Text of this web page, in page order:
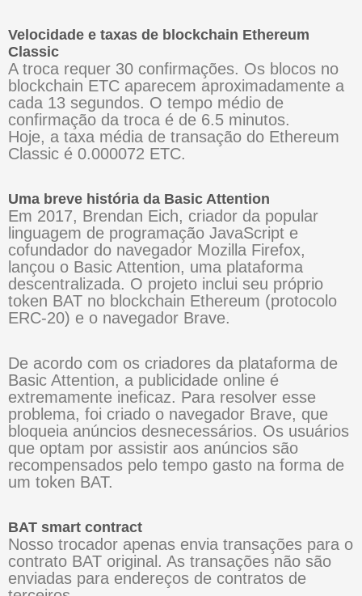
Velocidade e taxas de blockchain Ethereum
Classic
A troca requer 30 confirmações. Os blocos no
blockchain ETC aparecem aproximadamente a
cada 13 segundos. O tempo médio de
confirmação da troca é de 6.5 minutos.
Hoje, a taxa média de transação do Ethereum
Classic é 0.000072 ETC.
Uma breve história da Basic Attention
Em 2017, Brendan Eich, criador da popular
linguagem de programação JavaScript e
cofundador do navegador Mozilla Firefox,
lançou o Basic Attention, uma plataforma
descentralizada. O projeto inclui seu próprio
token BAT no blockchain Ethereum (protocolo
ERC-20) e o navegador Brave.
De acordo com os criadores da plataforma de
Basic Attention, a publicidade online é
extremamente ineficaz. Para resolver esse
problema, foi criado o navegador Brave, que
bloqueia anúncios desnecessários. Os usuários
que optam por assistir aos anúncios são
recompensados ​​pelo tempo gasto na forma de
um token BAT.
BAT smart contract
Nosso trocador apenas envia transações para o
contrato BAT original. As transações não são
enviadas para endereços de contratos de